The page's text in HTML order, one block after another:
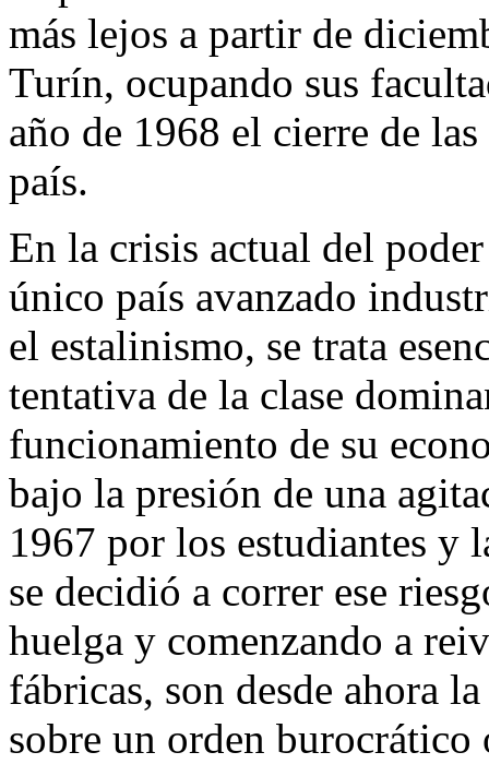
más lejos a partir de
Turín, ocupando sus
año de 1968 el cierre de
país.
En la crisis actual del
único país avanzado
el estalinismo, se trata
tentativa de la clase
funcionamiento de su
bajo la presión de una
1967 por los estudiantes y
se decidió a correr ese
huelga y comenzando a
fábricas, son desde ahora
sobre un orden